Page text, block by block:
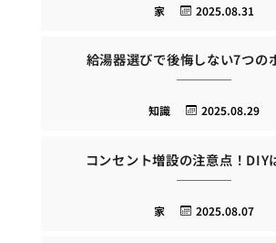
2025.08.31
家
給湯器選びで後悔しない7つの
2025.08.29
知識
コンセント増設の注意点！DIY
2025.08.07
家